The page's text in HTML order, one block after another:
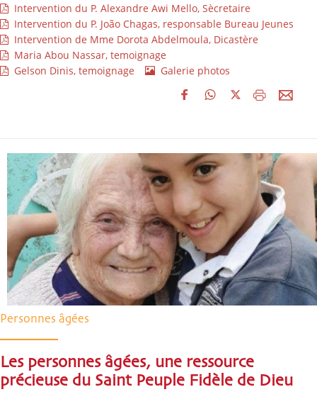
Intervention du P. Alexandre Awi Mello, Sècretaire
Intervention du P. João Chagas, responsable Bureau Jeunes
Intervention de Mme Dorota Abdelmoula, Dicastère
Maria Abou Nassar, temoignage
Gelson Dinis, temoignage
Galerie photos
Personnes âgées
Les personnes âgées, une ressource
précieuse du Saint Peuple Fidèle de Dieu